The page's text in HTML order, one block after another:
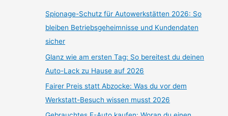
Spionage-Schutz für Autowerkstätten 2026: So
bleiben Betriebsgeheimnisse und Kundendaten
sicher
Glanz wie am ersten Tag: So bereitest du deinen
Auto-Lack zu Hause auf 2026
Fairer Preis statt Abzocke: Was du vor dem
Werkstatt-Besuch wissen musst 2026